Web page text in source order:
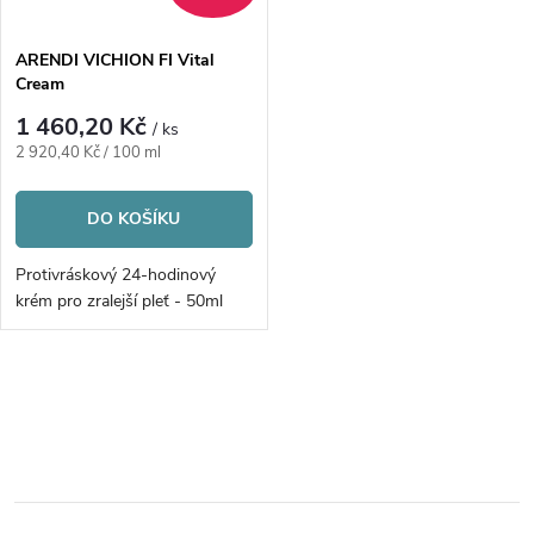
p
r
o
d
u
ů
s
p
r
o
d
u
ARENDI VICHION FI Vital
Cream
1 460,20 Kč/ ks
Měrná
2 920,40 Kč / 100 ml
DO KOŠÍKU
Protivráskový 24-hodinový
krém pro zralejší pleť - 50ml
l